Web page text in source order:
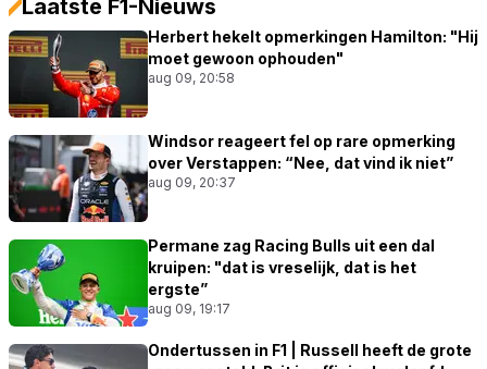
Laatste F1-Nieuws
Herbert hekelt opmerkingen Hamilton: "Hij
moet gewoon ophouden"
aug 09, 20:58
Windsor reageert fel op rare opmerking
over Verstappen: “Nee, dat vind ik niet”
aug 09, 20:37
Permane zag Racing Bulls uit een dal
kruipen: "dat is vreselijk, dat is het
ergste”
aug 09, 19:17
Ondertussen in F1 | Russell heeft de grote